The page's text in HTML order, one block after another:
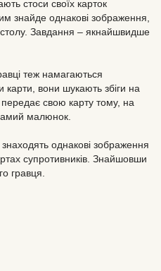
стоси своїх карток
знайде однакові зображення,
столу. Завдання – якнайшвидше
теж намагаються
карти, вони шукають збіги на
свою карту тому, на
малюнок.
однакові зображення
супротивників. Знайшовши
гравця.